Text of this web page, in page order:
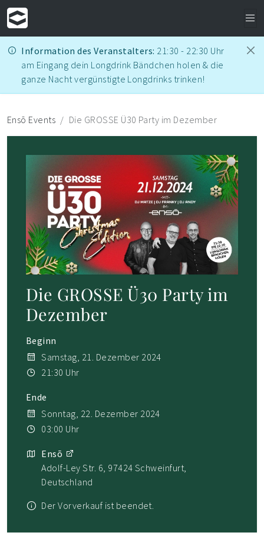
Information des Veranstalters: 21:30 - 22:30 Uhr
am Eingang dein Longdrink Bändchen holen & die
ganze Nacht vergünstigte Longdrinks trinken!
Ensō Events Die GROSSE Ü30 Party im Dezember
Die GROSSE Ü30 Party im
Dezember
Beginn
Samstag, 21. Dezember 2024
21:30 Uhr
Ende
Sonntag, 22. Dezember 2024
03:00 Uhr
Ensō
Adolf-Ley Str. 6, 97424 Schweinfurt,
Deutschland
Der Vorverkauf ist beendet.